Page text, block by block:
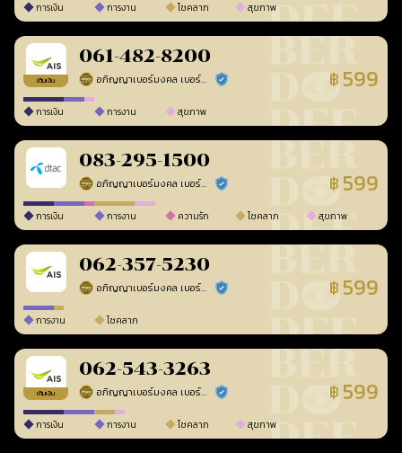
การเงิน การงาน โชคลาภ สุขภาพ
เติมเงิน
061-482-8200
อภิญญาเบอร์มงคล เบอร์สวยเลขศาสตร์ ร้านยืนยันแล้ว ฿ 599
การเงิน การงาน สุขภาพ
083-295-1500
อภิญญาเบอร์มงคล เบอร์สวยเลขศาสตร์ ร้านยืนยันแล้ว ฿ 599
การเงิน การงาน ความรัก โชคลาภ สุขภาพ
062-357-5230
อภิญญาเบอร์มงคล เบอร์สวยเลขศาสตร์ ร้านยืนยันแล้ว ฿ 599
การงาน โชคลาภ
เติมเงิน
062-543-3263
อภิญญาเบอร์มงคล เบอร์สวยเลขศาสตร์ ร้านยืนยันแล้ว ฿ 599
การเงิน การงาน โชคลาภ สุขภาพ